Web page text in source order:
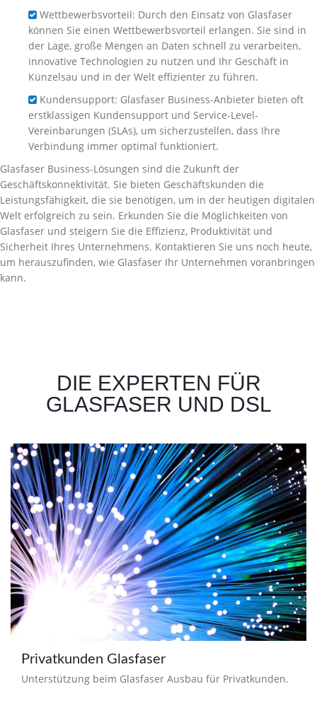
Wettbewerbsvorteil: Durch den Einsatz von Glasfaser
können Sie einen Wettbewerbsvorteil erlangen. Sie sind in
der Lage, große Mengen an Daten schnell zu verarbeiten,
innovative Technologien zu nutzen und Ihr Geschäft in
Künzelsau und in der Welt effizienter zu führen.
Kundensupport: Glasfaser Business-Anbieter bieten oft
erstklassigen Kundensupport und Service-Level-
Vereinbarungen (SLAs), um sicherzustellen, dass Ihre
Verbindung immer optimal funktioniert.
Glasfaser Business-Lösungen sind die Zukunft der
Geschäftskonnektivität. Sie bieten Geschäftskunden die
Leistungsfähigkeit, die sie benötigen, um in der heutigen digitalen
Welt erfolgreich zu sein. Erkunden Sie die Möglichkeiten von
Glasfaser und steigern Sie die Effizienz, Produktivität und
Sicherheit Ihres Unternehmens. Kontaktieren Sie uns noch heute,
um herauszufinden, wie Glasfaser Ihr Unternehmen voranbringen
kann.
DIE EXPERTEN FÜR
GLASFASER UND DSL
Privatkunden Glasfaser
Unterstützung beim Glasfaser Ausbau für Privatkunden.